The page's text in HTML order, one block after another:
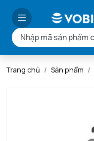
Trang chủ Sản phẩm